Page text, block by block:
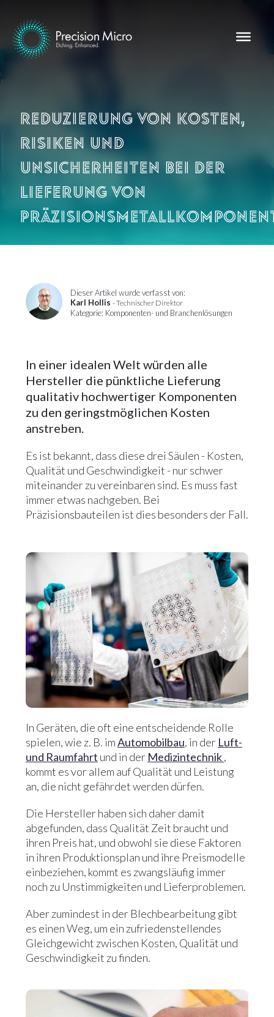
Reduzierung von Kosten,
Risiken und
Unsicherheiten bei der
Lieferung von
Dieser Artikel wurde verfasst von:
Karl Hollis - Technischer Direktor
Kategorie: Komponenten- und Branchenlösungen
In einer idealen Welt würden alle
Hersteller die pünktliche Lieferung
qualitativ hochwertiger Komponenten
zu den geringstmöglichen Kosten
anstreben.
Es ist bekannt, dass diese drei Säulen - Kosten,
Qualität und Geschwindigkeit - nur schwer
miteinander zu vereinbaren sind. Es muss fast
immer etwas nachgeben. Bei
Präzisionsbauteilen ist dies besonders der Fall.
In Geräten, die oft eine entscheidende Rolle
spielen, wie z. B. imAutomobilbau, in der Luft-
und Raumfahrt und in der Medizintechnik,
kommt es vor allem auf Qualität und Leistung
an, die nicht gefährdet werden dürfen.
Die Hersteller haben sich daher damit
abgefunden, dass Qualität Zeit braucht und
ihren Preis hat, und obwohl sie diese Faktoren
in ihren Produktionsplan und ihre Preismodelle
einbeziehen, kommt es zwangsläufig immer
noch zu Unstimmigkeiten und Lieferproblemen.
Aber zumindest in der Blechbearbeitung gibt
es einen Weg, um ein zufriedenstellendes
Gleichgewicht zwischen Kosten, Qualität und
Geschwindigkeit zu finden.